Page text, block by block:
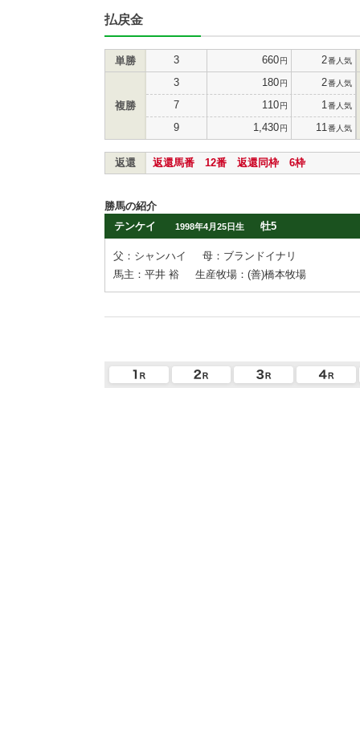
払戻金
単勝 3 660円 2番人気
複勝
3 180円 2番人気
7 110円 1 番人気
9 1,430円 11 番人気
返還 返還馬番 12番 返還同枠 6枠
勝馬の紹介
テンケイ
1998年4月25日生 牡5
父：シャンハイ
母：ブランドイナリ
馬主：平井 裕
生産牧場：(善)橋本牧場